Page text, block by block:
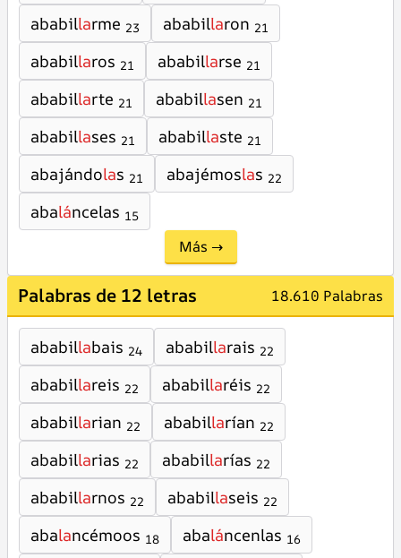
ababillarme 23 ababillaron 21
ababillaros 21 ababillarse 21
ababillarte 21 ababillasen 21
ababillases 21 ababillaste 21
abajándolas 21 abajémoslas 22
abaláncelas 15
Más →
Palabras de 12 letras 18.610 Palabras
ababillabais 24 ababillarais 22
ababillareis 22 ababillaréis 22
ababillarian 22 ababillarían 22
ababillarias 22 ababillarías 22
ababillarnos 22 ababillaseis 22
abalancémoos 18 abaláncenlas 16